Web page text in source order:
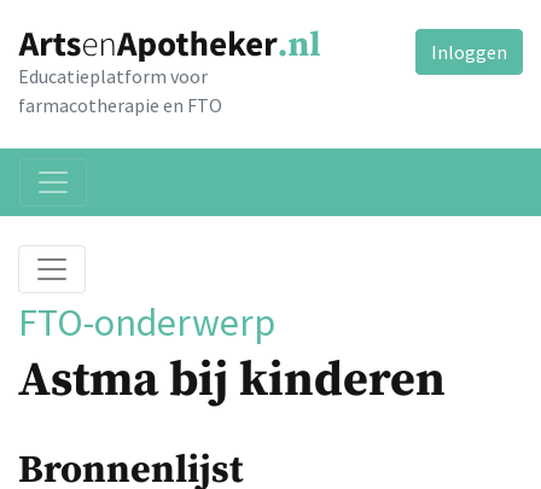
Educatieplatform voor
farmacotherapie en FTO
Inloggen
FTO-onderwerp
Astma bij kinderen
Bronnenlijst